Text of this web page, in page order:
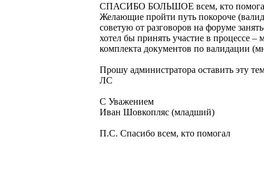
СПАСИБО БОЛЬШОЕ всем, кто помогал
Желающие пройти путь покороче
советую от разговоров на форуме
хотел бы принять участие в процессе
комплекта документов по валидации
Прошу администратора оставить эту
ЛС
С Уважением
Иван Шовкопляс (младший)
П.С. Спасибо всем, кто помогал